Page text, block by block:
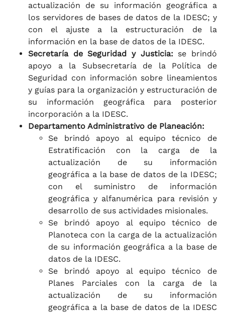
actualización de su información geográfica a
los servidores de bases de datos de la IDESC; y
con el ajuste a la estructuración de la
información en la base de datos de la IDESC.
Secretaría de Seguridad y Justicia: se brindó
apoyo a la Subsecretaría de la Política de
Seguridad con información sobre lineamientos
y guías para la organización y estructuración de
su información geográfica para posterior
incorporación a la IDESC.
Departamento Administrativo de Planeación:
Se brindó apoyo al equipo técnico de
Estratificación con la carga de la
actualización de su información
geográfica a la base de datos de la IDESC;
con el suministro de información
geográfica y alfanumérica para revisión y
desarrollo de sus actividades misionales.
Se brindó apoyo al equipo técnico de
Planoteca con la carga de la actualización
de su información geográfica a la base de
datos de la IDESC.
Se brindó apoyo al equipo técnico de
Planes Parciales con la carga de la
actualización de su información
geográfica a la base de datos de la IDESC